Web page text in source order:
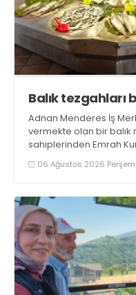
Balık tezgahları
Adnan Menderes İş
vermekte olan bir balık
sahiplerinden Emrah
tezgahlarda taze balık
boyunca tezgahlarda
06 Ağustos 2026